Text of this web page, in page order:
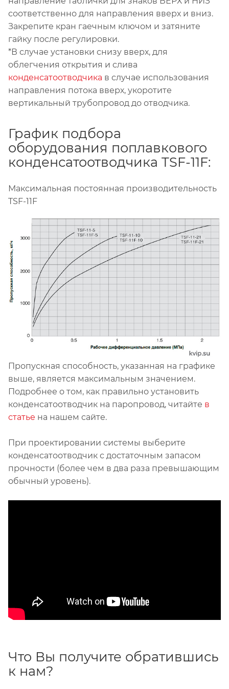
соответственно для направления вверх и вниз.
Закрепите кран гаечным ключом и затяните
гайку после регулировки.
*В случае установки снизу вверх, для
облегчения открытия и слива
конденсатоотводчика в случае использования
направления потока вверх, укоротите
вертикальный трубопровод до отводчика.
График подбора
оборудования поплавкового
конденсатоотводчика TSF-11F:
Максимальная постоянная производительность
TSF-11F
Пропускная способность, указанная на графике
выше, является максимальным значением.
Подробнее о том, как правильно установить
конденсатоотводчик на паропровод, читайте в
статье на нашем сайте.
При проектировании системы выберите
конденсатоотводчик с достаточным запасом
прочности (более чем в два раза превышающим
обычный уровень).
Что Вы получите обратившись
к нам?